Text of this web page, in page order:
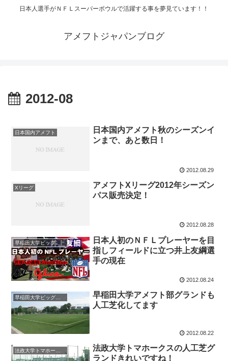
日本人選手がＮＦＬスーパーボウルで活躍する事を夢見ています！！
アメフトジャパンブログ
2012-08
日本国内アメフト
日本国内アメフト秋のシーズンイ
ンまで、あと数日！
2012.08.29
Xリーグ
アメフトXリーグ2012年シーズン
パス販売決定！
2012.08.28
早稲田大学ビッグベアーズ/waseda university BigBears
日本人初のＮＦＬプレーヤーを目
指しフィールドに立つ井上友綱選
手の現在
2012.08.24
早稲田大学アメフト部グランドも
人工芝化してます
2012.08.22
法政大学トマホークス
法政大学トマホークスの人工芝グ
ランドきれいですね！